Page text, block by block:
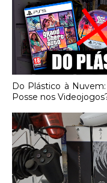
Do Plástico à
Posse nos